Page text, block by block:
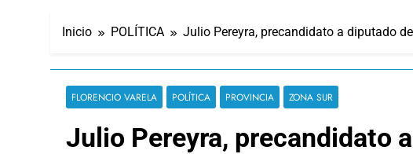
Inicio POLÍTICA Julio Pereyra, precandidato a diputado
FLORENCIO VARELA POLÍTICA PROVINCIA ZONA SUR
Julio Pereyra, precandidato